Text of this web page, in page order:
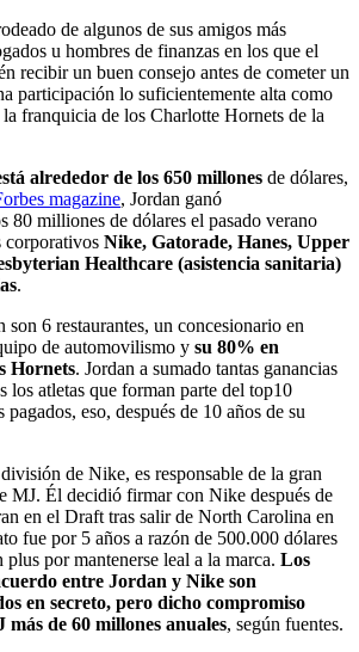
de algunos de sus amigos más
u hombres de finanzas en los que el
recibir un buen consejo antes de cometer un
participación lo suficientemente alta como
franquicia de los Charlotte Hornets de la
alrededor de los 650 millones de dólares,
magazine, Jordan ganó
80 milliones de dólares el pasado verano
corporativos Nike, Gatorade, Hanes, Upper
Healthcare (asistencia sanitaria)
.
son 6 restaurantes, un concesionario en
de automovilismo y su 80% en
Hornets. Jordan a sumado tantas ganancias
los atletas que forman parte del top10
eso, después de 10 años de su
de Nike, es responsable de la gran
MJ. Él decidió firmar con Nike después de
en el Draft tras salir de North Carolina en
fue por 5 años a razón de 500.000 dólares
plus por mantenerse leal a la marca. Los
entre Jordan y Nike son
en secreto, pero dicho compromiso
de 60 millones anuales, según fuentes.